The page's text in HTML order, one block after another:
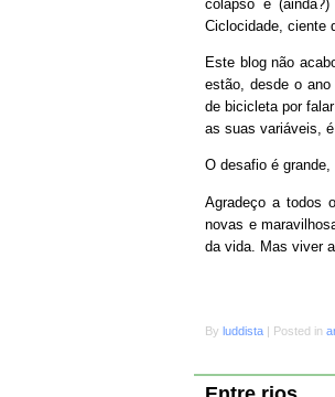
colapso e
Ciclocidade, ciente
Este blog não
estão, desde o ano
de bicicleta por
as suas variáveis,
O desafio é
Agradeço a todos
novas e
da vida. Mas viver
By luddista | Posted in